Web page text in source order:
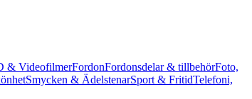
& VideofilmerFordonFordonsdelar & tillbehörFoto,
Smycken & ÄdelstenarSport & FritidTelefoni,